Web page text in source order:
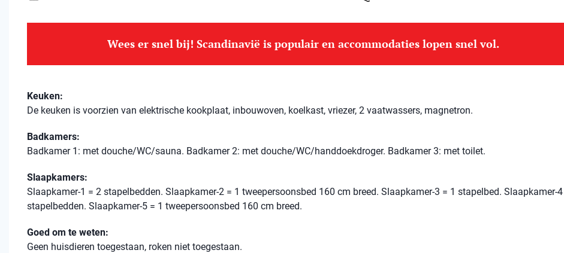
Wees er snel bij! Scandinavië is populair en accommodaties lopen snel vol.
Keuken:
De keuken is voorzien van elektrische kookplaat, inbouwoven, koelkast, vriezer, 2 vaatwassers, magnetron.
Badkamers:
Badkamer 1: met douche/WC/sauna. Badkamer 2: met douche/WC/handdoekdroger. Badkamer 3: met toilet.
Slaapkamers:
Slaapkamer-1 = 2 stapelbedden. Slaapkamer-2 = 1 tweepersoonsbed 160 cm breed. Slaapkamer-3 = 1 stapelbed. Slaapkamer-
stapelbedden. Slaapkamer-5 = 1 tweepersoonsbed 160 cm breed.
Goed om te weten:
Geen huisdieren toegestaan, roken niet toegestaan.